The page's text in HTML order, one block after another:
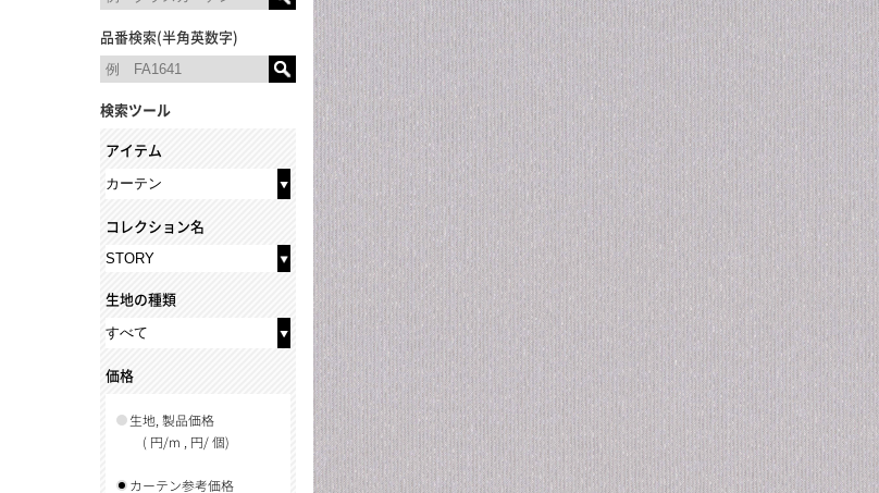
品番検索(半角英数字)
検索ツール
アイテム
コレクション名
生地の種類
価格
生地, 製品価格
( 円/m , 円/ 個)
カーテン参考価格